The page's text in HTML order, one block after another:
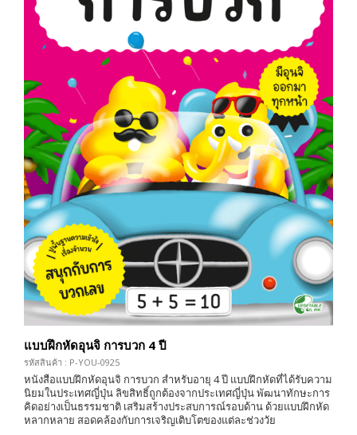
แบบฝึกหัดอุนจิ การบวก 4 ปี
รหัสสินค้า : P-YOU-0925
หนังสือแบบฝึกหัดอุนจิ การบวก สำหรับอายุ 4 ปี แบบฝึกหัดที่ได้รับความ
นิยมในประเทศญี่ปุ่น ลิขสิทธิ์ถูกต้องจากประเทศญี่ปุ่น พัฒนาทักษะการ
คิดอย่างเป็นธรรมชาติ เสริมสร้างประสบการณ์รอบด้าน ด้วยแบบฝึกหัด
หลากหลาย สอดคล้องกับการเจริญเติบโตของแต่ละช่วงวัย